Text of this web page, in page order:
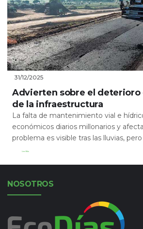
31/12/2025
Advierten sobre el deterioro
de la infraestructura
La falta de mantenimiento vial e
económicos diarios millonarios y
problema es visible tras las lluvias, pero
Leer Más
NOSOTROS